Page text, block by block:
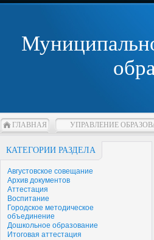
ГЛАВНАЯ УПРАВЛЕНИЕ
КАТЕГОРИИ РАЗДЕЛА
Августовское совещание
Архив документов
Аттестация
Воспитание
Городское методическое
объединение
Дошкольное образование
Итоговая аттестация